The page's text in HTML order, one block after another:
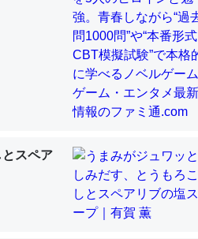
べたらコオロギのカルシウム分はエビ
にいないのか」に関する新仮説
方に不利だから両方が拮抗してるので
・ウミグモ）はカルシウムを使わずキ
にいないのか」に関する新仮説
スペア